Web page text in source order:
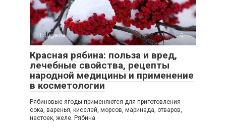
Продукты 0
Красная рябина: польза и вред,
лечебные свойства, рецепты
народной медицины и применение
в косметологии
Рябиновые ягоды применяются для приготовления
сока, варенья, киселей, морсов, маринада, отваров,
настоек, желе. Рябина